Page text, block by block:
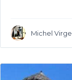
Michel